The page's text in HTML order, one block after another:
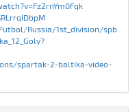
Russia/1st_division/spb
spartak-2-baltika-video-